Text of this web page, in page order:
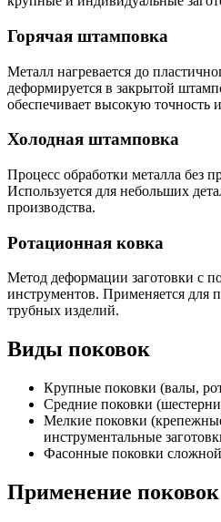
Горячая штамповка
Металл нагревается до
деформируется в закрытой
обеспечивает высокую точность
Холодная штамповка
Процесс обработки металла без
Используется для небольших
производства.
Ротационная ковка
Метод деформации заготовки с
инструментов. Применяется для
трубных изделий.
Виды поковок
Крупные поковки (валы,
Средние поковки
Мелкие поковки
инструментальные
Фасонные поковки
Применение поковок